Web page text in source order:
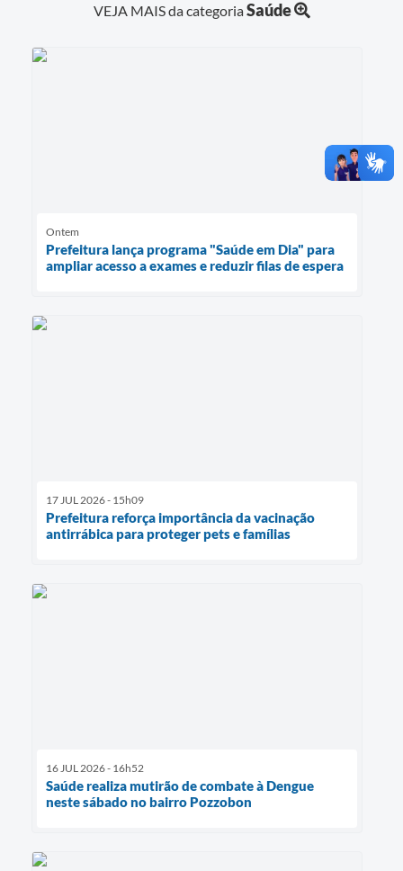
VEJA MAIS da categoriaSaúde
Ontem
Prefeitura lança programa "Saúde em Dia" para
ampliar acesso a exames e reduzir filas de espera
17 JUL 2026 - 15h09
Prefeitura reforça importância da vacinação
antirrábica para proteger pets e famílias
16 JUL 2026 - 16h52
Saúde realiza mutirão de combate à Dengue
neste sábado no bairro Pozzobon